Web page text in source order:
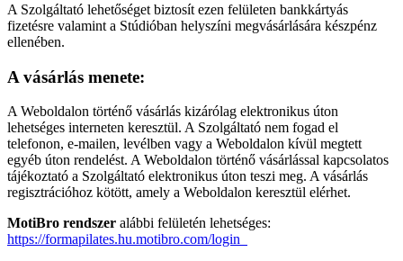
A Szolgáltató lehetőséget biztosít ezen felületen bankkártyás
fizetésre valamint a Stúdióban helyszíni megvásárlására készpénz
ellenében.
A vásárlás menete:
A Weboldalon történő vásárlás kizárólag elektronikus úton
lehetséges interneten keresztül. A Szolgáltató nem fogad el
telefonon, e-mailen, levélben vagy a Weboldalon kívül megtett
egyéb úton rendelést. A Weboldalon történő vásárlással kapcsolatos
tájékoztató a Szolgáltató elektronikus úton teszi meg. A vásárlás
regisztrációhoz kötött, amely a Weboldalon keresztül elérhet.
MotiBro rendszer alábbi felületén lehetséges:
https://formapilates.hu.motibro.com/login